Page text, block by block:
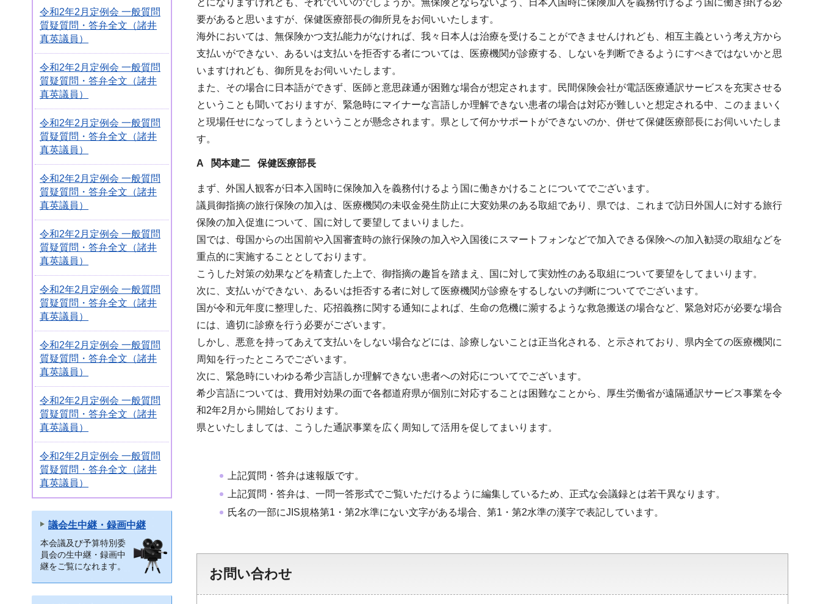
令和2年2月定例会 一般質問
質疑質問・答弁全文（諸井
真英議員）
令和2年2月定例会 一般質問
質疑質問・答弁全文（諸井
真英議員）
令和2年2月定例会 一般質問
質疑質問・答弁全文（諸井
真英議員）
令和2年2月定例会 一般質問
質疑質問・答弁全文（諸井
真英議員）
令和2年2月定例会 一般質問
質疑質問・答弁全文（諸井
真英議員）
令和2年2月定例会 一般質問
質疑質問・答弁全文（諸井
真英議員）
令和2年2月定例会 一般質問
質疑質問・答弁全文（諸井
真英議員）
令和2年2月定例会 一般質問
質疑質問・答弁全文（諸井
真英議員）
令和2年2月定例会 一般質問
質疑質問・答弁全文（諸井
真英議員）
議会生中継・録画中継
本会議及び予算特別委
員会の生中継・録画中
継をご覧になれます。
要があると思いますが、保健医療部長の御所見をお伺いいたします。
海外においては、無保険かつ支払能力がなければ、我々日本人は治療を受けることができませんけれども、相互主義という考え方から
支払いができない、あるいは支払いを拒否する者については、医療機関が診療する、しないを判断できるようにすべきではないかと思
いますけれども、御所見をお伺いいたします。
また、その場合に日本語ができず、医師と意思疎通が困難な場合が想定されます。民間保険会社が電話医療通訳サービスを充実させる
ということも聞いておりますが、緊急時にマイナーな言語しか理解できない患者の場合は対応が難しいと想定される中、このままいく
と現場任せになってしまうということが懸念されます。県として何かサポートができないのか、併せて保健医療部長にお伺いいたしま
す。
A 関本建二 保健医療部長
まず、外国人観客が日本入国時に保険加入を義務付けるよう国に働きかけることについてでございます。
議員御指摘の旅行保険の加入は、医療機関の未収金発生防止に大変効果のある取組であり、県では、これまで訪日外国人に対する旅行
保険の加入促進について、国に対して要望してまいりました。
国では、母国からの出国前や入国審査時の旅行保険の加入や入国後にスマートフォンなどで加入できる保険への加入勧奨の取組などを
重点的に実施することとしております。
こうした対策の効果などを精査した上で、御指摘の趣旨を踏まえ、国に対して実効性のある取組について要望をしてまいります。
次に、支払いができない、あるいは拒否する者に対して医療機関が診療をするしないの判断についてでございます。
国が令和元年度に整理した、応招義務に関する通知によれば、生命の危機に瀕するような救急搬送の場合など、緊急対応が必要な場合
には、適切に診療を行う必要がございます。
しかし、悪意を持ってあえて支払いをしない場合などには、診療しないことは正当化される、と示されており、県内全ての医療機関に
周知を行ったところでございます。
次に、緊急時にいわゆる希少言語しか理解できない患者への対応についてでございます。
希少言語については、費用対効果の面で各都道府県が個別に対応することは困難なことから、厚生労働省が遠隔通訳サービス事業を令
和2年2月から開始しております。
県といたしましては、こうした通訳事業を広く周知して活用を促してまいります。
上記質問・答弁は速報版です。
上記質問・答弁は、一問一答形式でご覧いただけるように編集しているため、正式な会議録とは若干異なります。
氏名の一部にJIS規格第1・第2水準にない文字がある場合、第1・第2水準の漢字で表記しています。
お問い合わせ